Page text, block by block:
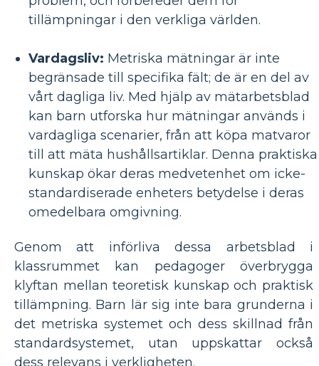
tillämpningar i den verkliga världen.
Vardagsliv: Metriska mätningar är inte
begränsade till specifika fält; de är en del av
vårt dagliga liv. Med hjälp av mätarbetsblad
kan barn utforska hur mätningar används i
vardagliga scenarier, från att köpa matvaror
till att mäta hushållsartiklar. Denna praktiska
kunskap ökar deras medvetenhet om icke-
standardiserade enheters betydelse i deras
omedelbara omgivning.
Genom att införliva dessa arbetsblad i
klassrummet kan pedagoger överbrygga
klyftan mellan teoretisk kunskap och praktisk
tillämpning. Barn lär sig inte bara grunderna i
det metriska systemet och dess skillnad från
standardsystemet, utan uppskattar också
dess relevans i verkligheten.